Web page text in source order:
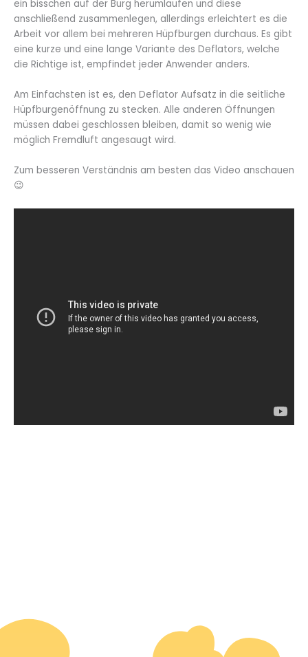
ein bisschen auf der Burg herumlaufen und diese
anschließend zusammenlegen, allerdings erleichtert es die
Arbeit vor allem bei mehreren Hüpfburgen durchaus. Es gibt
eine kurze und eine lange Variante des Deflators, welche
die Richtige ist, empfindet jeder Anwender anders.
Am Einfachsten ist es, den Deflator Aufsatz in die seitliche
Hüpfburgenöffnung zu stecken. Alle anderen Öffnungen
müssen dabei geschlossen bleiben, damit so wenig wie
möglich Fremdluft angesaugt wird.
Zum besseren Verständnis am besten das Video anschauen
😉